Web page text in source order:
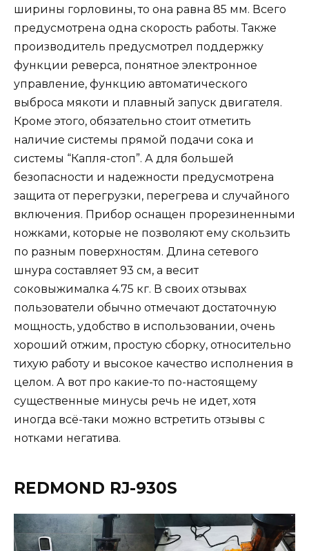
ширины горловины, то она равна 85 мм. Всего
предусмотрена одна скорость работы. Также
производитель предусмотрел поддержку
функции реверса, понятное электронное
управление, функцию автоматического
выброса мякоти и плавный запуск двигателя.
Кроме этого, обязательно стоит отметить
наличие системы прямой подачи сока и
системы “Капля-стоп”. А для большей
безопасности и надежности предусмотрена
защита от перегрузки, перегрева и случайного
включения. Прибор оснащен прорезиненными
ножками, которые не позволяют ему скользить
по разным поверхностям. Длина сетевого
шнура составляет 93 см, а весит
соковыжималка 4.75 кг. В своих отзывах
пользователи обычно отмечают достаточную
мощность, удобство в использовании, очень
хороший отжим, простую сборку, относительно
тихую работу и высокое качество исполнения в
целом. А вот про какие-то по-настоящему
существенные минусы речь не идет, хотя
иногда всё-таки можно встретить отзывы с
нотками негатива.
REDMOND RJ-930S